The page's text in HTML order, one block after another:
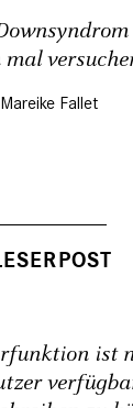
mal
Mareike Fallet
ist